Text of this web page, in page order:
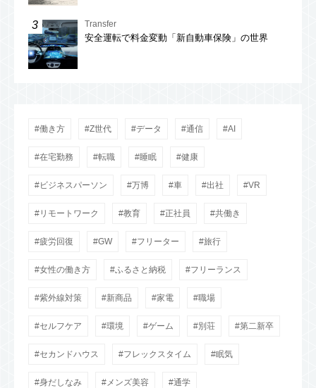
Transfer
安全運転で料金変動「新自動車保険」の世界
働き方 Z世代 データ 通信 AI
在宅勤務 転職 睡眠 健康
ビジネスパーソン 万博 車 出社 VR
リモートワーク 教育 正社員 共働き
疲労回復 GW フリーター 旅行
女性の働き方 ふるさと納税 フリーランス
紫外線対策 新商品 家電 職場
セルフケア 環境 ゲーム 別荘 第二新卒
セカンドハウス フレックスタイム 眠気
身だしなみ メンズ美容 通学